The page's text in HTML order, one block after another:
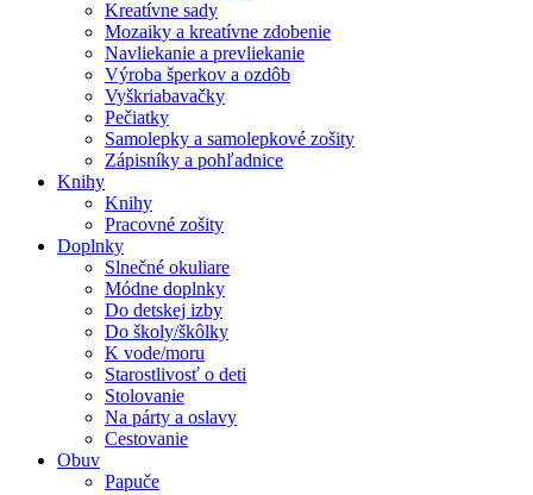
Kreatívne sady
Mozaiky a kreatívne zdobenie
Navliekanie a prevliekanie
Výroba šperkov a ozdôb
Vyškriabavačky
Pečiatky
Samolepky a samolepkové zošity
Zápisníky a pohľadnice
Knihy
Knihy
Pracovné zošity
Doplnky
Slnečné okuliare
Módne doplnky
Do detskej izby
Do školy/škôlky
K vode/moru
Starostlivosť o deti
Stolovanie
Na párty a oslavy
Cestovanie
Obuv
Papuče